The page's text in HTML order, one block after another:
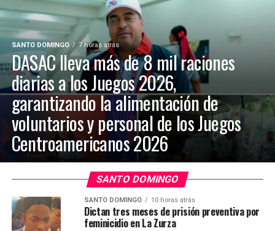
SANTO DOMINGO 7 horas atrás
DASAC lleva más de 8 mil raciones
diarias a los Juegos 2026,
garantizando la alimentación de
voluntarios y personal de los Juegos
Centroamericanos 2026
SANTO DOMINGO
SANTO DOMINGO 10 horas atrás
Dictan tres meses de prisión preventiva por
feminicidio en La Zurza